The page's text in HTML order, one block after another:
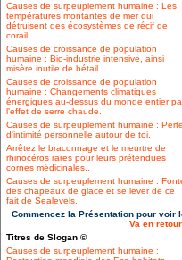
Causes de surpeuplement humaine : Les
températures montantes de mer qui
détruisent des écosystèmes de récif de
corail.
Causes de croissance de population
humaine : Bio-industrie intensive, ainsi
misère inutile de bétail.
Causes de croissance de population
humaine : Changements climatiques
énergiques au-dessus du monde entier
l'effet de serre chaude.
Causes de surpeuplement humaine : Perte
d'intimité personnelle autour de toi.
Arrêtez le braconnage et le meurtre de
rhinocéros rares pour leurs prétendues
cornes médicinales..
Causes de surpeuplement humaine :
des chapeaux de glace et se lever de ce
fait de Sealevels.
Commencez la Présentation pour voir
Va en
Titres de Slogan ©
Causes de surpeuplement humaine :